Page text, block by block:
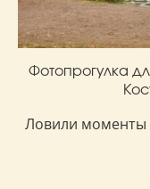
Фотопрогулка
Ловили моменты